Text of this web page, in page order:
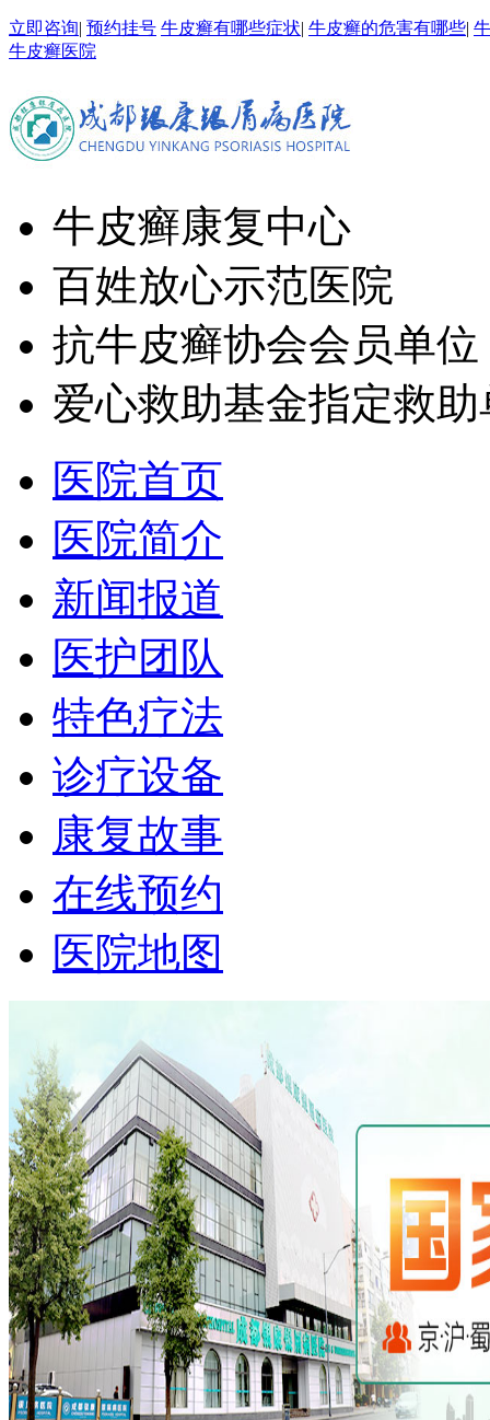
立即咨询| 预约挂号 牛皮癣有哪些症状| 牛皮癣的危害有哪些|
牛皮癣医院
牛皮癣康复中心
百姓放心示范医院
抗牛皮癣协会会员单位
爱心救助基金指定救助
医院首页
医院简介
新闻报道
医护团队
特色疗法
诊疗设备
康复故事
在线预约
医院地图